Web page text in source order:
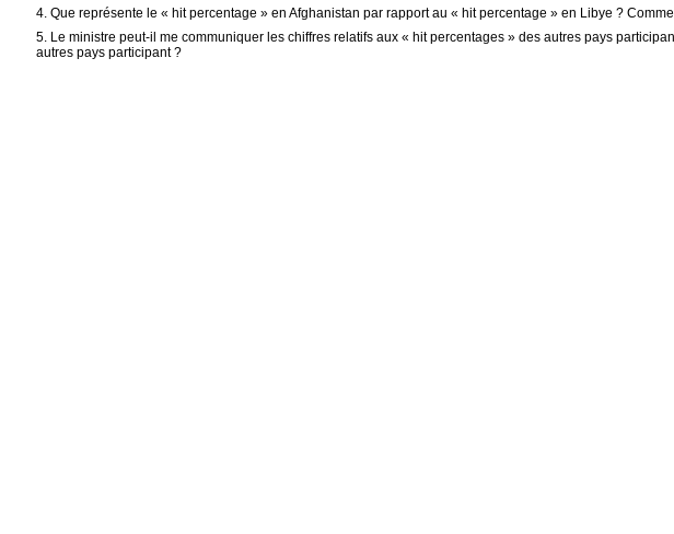
4. Que représente le « hit percentage » en Afghanistan par rapport au « hit percentage » en Libye ?
5. Le ministre peut-il me communiquer les chiffres relatifs aux « hit percentages » des autres pays
autres pays participant ?